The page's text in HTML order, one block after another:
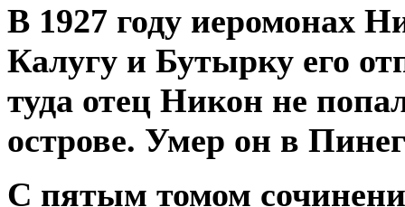
В 1927 году иеромонах
Калугу и Бутырку его
туда отец Никон не
острове. Умер он в
С пятым томом